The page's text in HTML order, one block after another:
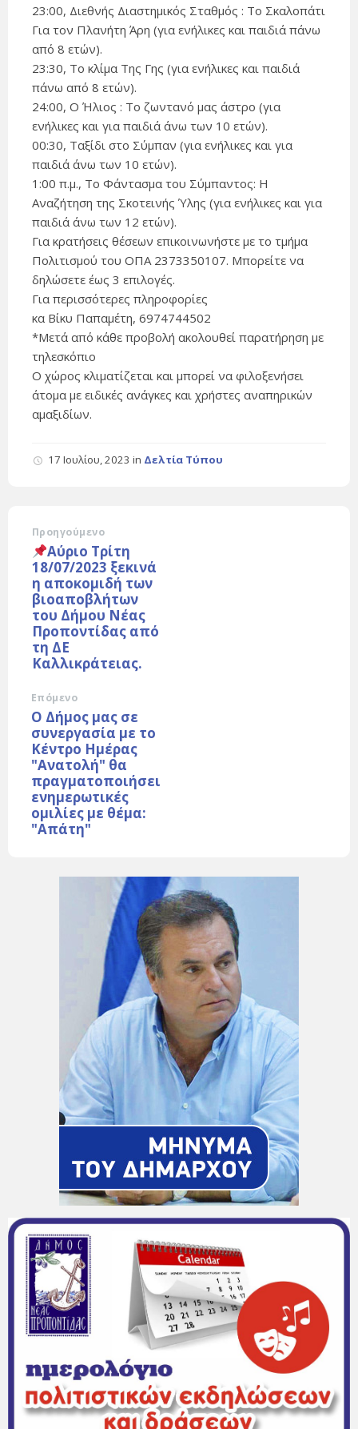
23:00, Διεθνής Διαστημικός Σταθμός : Το Σκαλοπάτι
Για τον Πλανήτη Άρη (για ενήλικες και παιδιά πάνω
από 8 ετών).
23:30, Το κλίμα Της Γης (για ενήλικες και παιδιά
πάνω από 8 ετών).
24:00, Ο Ήλιος : Το ζωντανό μας άστρο (για
ενήλικες και για παιδιά άνω των 10 ετών).
00:30, Ταξίδι στο Σύμπαν (για ενήλικες και για
παιδιά άνω των 10 ετών).
1:00 π.μ., Το Φάντασμα του Σύμπαντος: Η
Αναζήτηση της Σκοτεινής Ύλης (για ενήλικες και για
παιδιά άνω των 12 ετών).
Για κρατήσεις θέσεων επικοινωνήστε με το τμήμα
Πολιτισμού του ΟΠΑ 2373350107. Μπορείτε να
δηλώσετε έως 3 επιλογές.
Για περισσότερες πληροφορίες
κα Βίκυ Παπαμέτη, 6974744502
*Μετά από κάθε προβολή ακολουθεί παρατήρηση με
τηλεσκόπιο
Ο χώρος κλιματίζεται και μπορεί να φιλοξενήσει
άτομα με ειδικές ανάγκες και χρήστες αναπηρικών
αμαξιδίων.
17 Ιουλίου, 2023 in Δελτία Τύπου
Προηγούμενο
Αύριο Τρίτη
18/07/2023 ξεκινά
η αποκομιδή των
βιοαποβλήτων
του Δήμου Νέας
Προποντίδας από
τη ΔΕ
Καλλικράτειας.
Επόμενο
Ο Δήμος μας σε
συνεργασία με το
Κέντρο Ημέρας
"Ανατολή" θα
πραγματοποιήσει
ενημερωτικές
ομιλίες με θέμα:
"Απάτη"